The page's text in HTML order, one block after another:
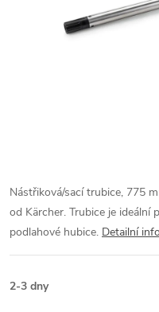
Nástřiková/sací trubice, 775
od Kärcher. Trubice je
podlahové hubice. Detailní
2-3 dny